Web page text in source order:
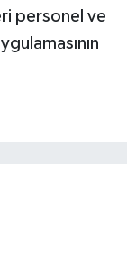
personel ve